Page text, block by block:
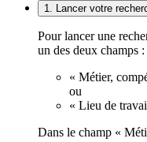
1. Lancer votre
Pour lancer une
un des deux champs :
« Métier,
ou
« Lieu de
Dans le champ «